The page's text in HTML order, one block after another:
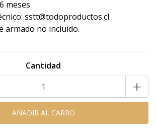
meses
sstt@todoproductos.cl
armado no incluido.
Cantidad
+